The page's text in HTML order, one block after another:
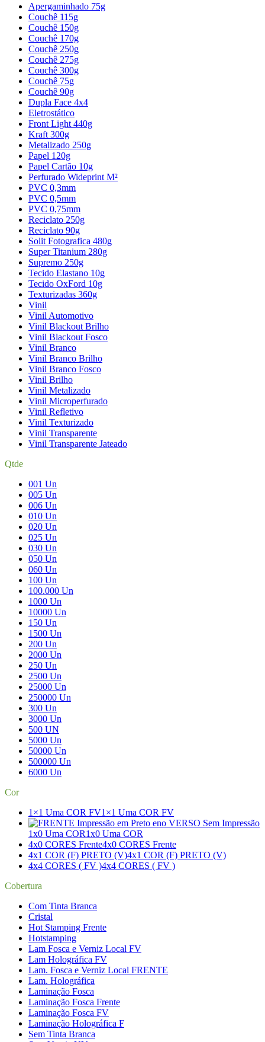
Apergaminhado 75g
Couchê 115g
Couchê 150g
Couchê 170g
Couchê 250g
Couchê 275g
Couchê 300g
Couchê 75g
Couchê 90g
Dupla Face 4x4
Eletrostático
Front Light 440g
Kraft 300g
Metalizado 250g
Papel 120g
Papel Cartão 10g
Perfurado Wideprint M²
PVC 0,3mm
PVC 0,5mm
PVC 0,75mm
Reciclato 250g
Reciclato 90g
Solit Fotografica 480g
Super Titanium 280g
Supremo 250g
Tecido Elastano 10g
Tecido OxFord 10g
Texturizadas 360g
Vinil
Vinil Automotivo
Vinil Blackout Brilho
Vinil Blackout Fosco
Vinil Branco
Vinil Branco Brilho
Vinil Branco Fosco
Vinil Brilho
Vinil Metalizado
Vinil Microperfurado
Vinil Refletivo
Vinil Texturizado
Vinil Transparente
Vinil Transparente Jateado
Qtde
001 Un
005 Un
006 Un
010 Un
020 Un
025 Un
030 Un
050 Un
060 Un
100 Un
100.000 Un
1000 Un
10000 Un
150 Un
1500 Un
200 Un
2000 Un
250 Un
2500 Un
25000 Un
250000 Un
300 Un
3000 Un
500 UN
5000 Un
50000 Un
500000 Un
6000 Un
Cor
1×1 Uma COR FV1×1 Uma COR FV
1x0 Uma COR1x0 Uma COR
4x0 CORES Frente4x0 CORES Frente
4x1 COR (F) PRETO (V)4x1 COR (F) PRETO (V)
4x4 CORES ( FV )4x4 CORES ( FV )
Cobertura
Com Tinta Branca
Cristal
Hot Stamping Frente
Hotstamping
Lam Fosca e Verniz Local FV
Lam Holográfica FV
Lam. Fosca e Verniz Local FRENTE
Lam. Holográfica
Laminação Fosca
Laminação Fosca Frente
Laminação Fosca FV
Laminação Holográfica F
Sem Tinta Branca